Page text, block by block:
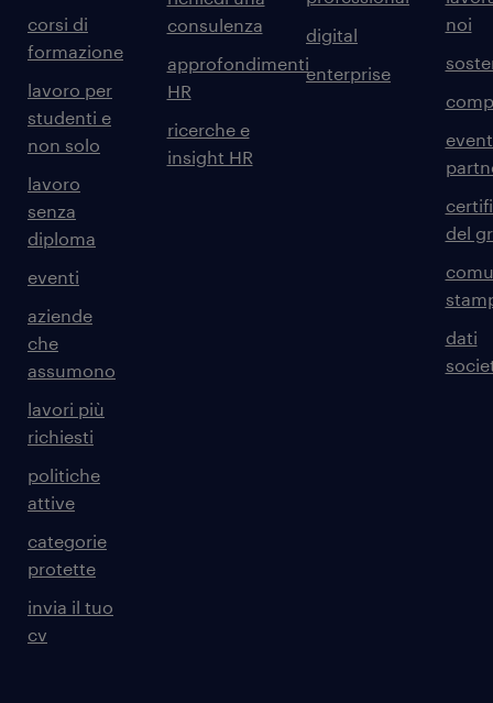
corsi di
formazione
lavoro per
studenti e
non solo
lavoro
senza
diploma
eventi
aziende
che
assumono
lavori più
richiesti
politiche
attive
categorie
protette
invia il tuo
cv
consulenza
approfondimenti
HR
ricerche e
insight HR
digital
enterprise
noi
del
dati